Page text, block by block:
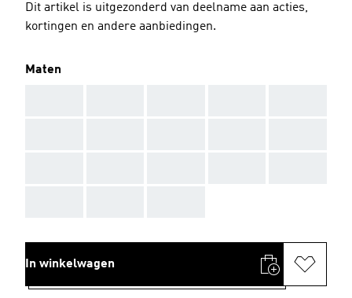
Dit artikel is uitgezonderd van deelname aan acties,
kortingen en andere aanbiedingen.
Maten
In winkelwagen